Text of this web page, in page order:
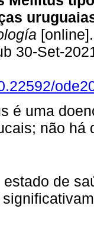
30-Set-
é uma
não há
estado de